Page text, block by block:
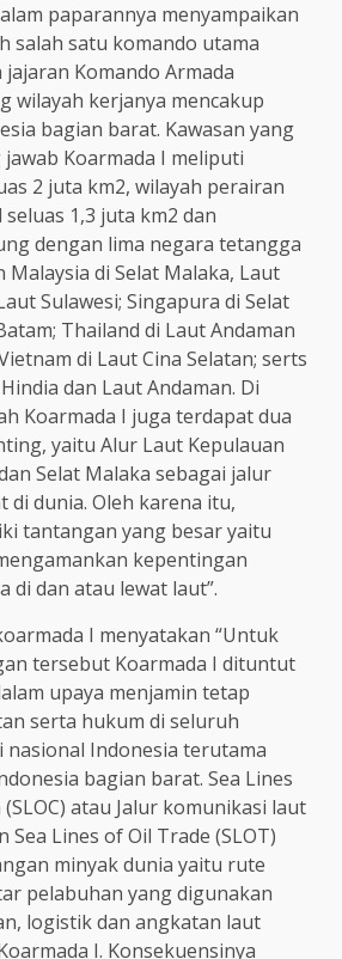
paparannya menyampaikan
salah satu komando utama
Komando Armada
wilayah kerjanya mencakup
bagian barat. Kawasan yang
Koarmada I meliputi
2 juta km2, wilayah perairan
1,3 juta km2 dan
dengan lima negara tetangga
di Selat Malaka, Laut
Sulawesi; Singapura di Selat
Thailand di Laut Andaman
di Laut Cina Selatan; serts
dan Laut Andaman. Di
Koarmada I juga terdapat dua
yaitu Alur Laut Kepulauan
Selat Malaka sebagai jalur
di dunia. Oleh karena itu,
tantangan yang besar yaitu
kepentingan
di dan atau lewat laut”.
I menyatakan “Untuk
tersebut Koarmada I dituntut
upaya menjamin tetap
serta hukum di seluruh
Indonesia terutama
bagian barat. Sea Lines
atau Jalur komunikasi laut
Sea Lines of Oil Trade (SLOT)
minyak dunia yaitu rute
pelabuhan yang digunakan
logistik dan angkatan laut
I. Konsekuensinya